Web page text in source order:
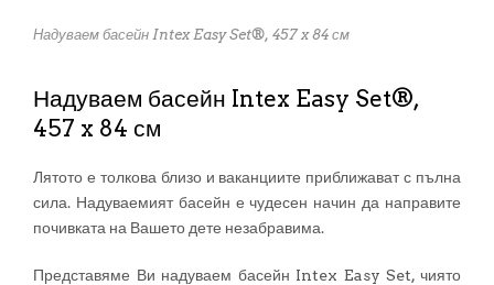
Надуваем басейн Intex Easy Set®, 457 x 84 см
Надуваем басейн Intex Easy Set®,
457 x 84 см
Лятото е толкова близо и ваканциите приближават с пълна
сила. Надуваемият басейн е чудесен начин да направите
почивката на Вашето дете незабравима.
Представяме Ви надуваем басейн Intex Easy Set, чиято